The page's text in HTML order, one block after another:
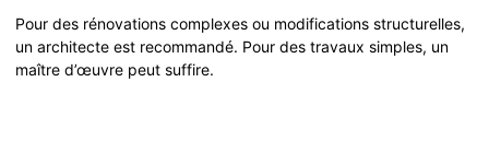
Pour des rénovations complexes ou modifications structurelles,
un architecte est recommandé. Pour des travaux simples, un
maître d’œuvre peut suffire.